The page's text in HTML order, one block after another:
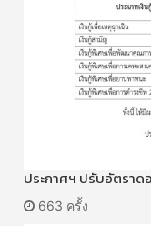
ประกาศฯ ปรับอัตราด
663 ครั้ง